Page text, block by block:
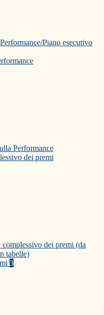
Piano esecutivo
Performance
dei premi
dei premi (da
tabelle)
3